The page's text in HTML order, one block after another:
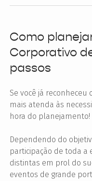
Como
Corporativo
passos
Se você já
mais atenda às
hora do planejamento!
Dependendo do
participação de toda a
distintas em prol do
eventos de grande